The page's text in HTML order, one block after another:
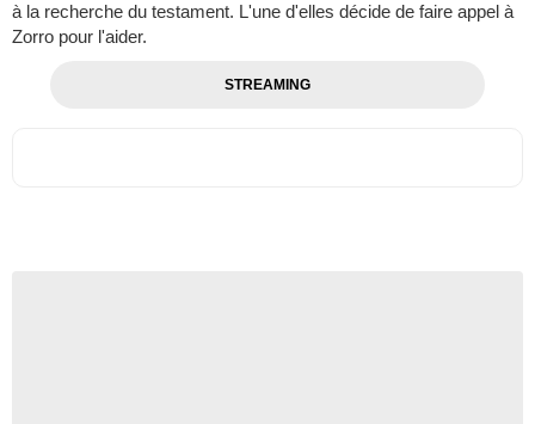
à la recherche du testament. L'une d'elles décide de faire appel à
Zorro pour l'aider.
STREAMING